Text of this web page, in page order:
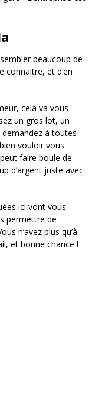
beaucoup de
connaitre, et d’en
cela va vous
un gros lot, un
demandez à toutes
vouloir vous
faire boule de
d’argent juste avec
ici vont vous
permettre de
n’avez plus qu’à
et bonne chance !